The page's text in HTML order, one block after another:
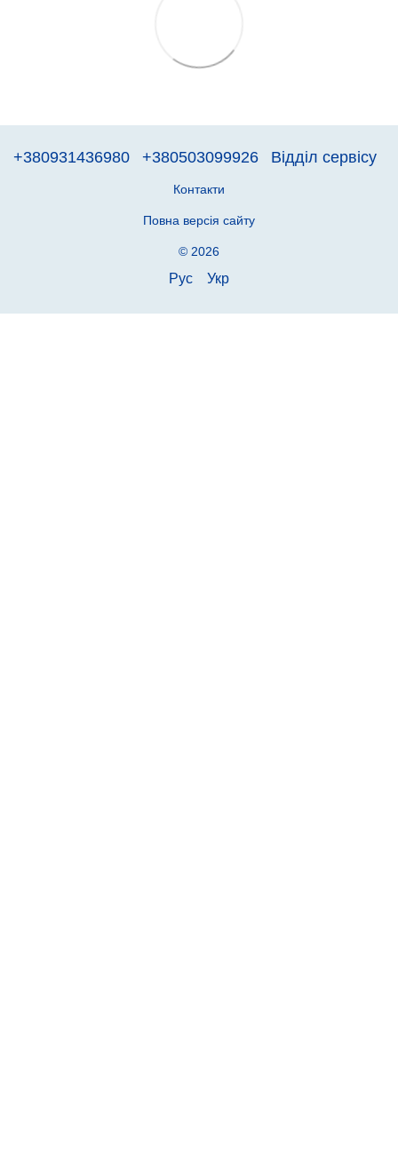
+380931436980 +380503099926 Відділ сервісу
Контакти
Повна версія сайту
© 2026
Рус Укр